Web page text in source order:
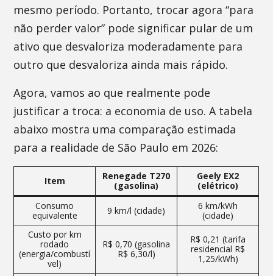
mesmo período. Portanto, trocar agora “para
não perder valor” pode significar pular de um
ativo que desvaloriza moderadamente para
outro que desvaloriza ainda mais rápido.
Agora, vamos ao que realmente pode
justificar a troca: a economia de uso. A tabela
abaixo mostra uma comparação estimada
para a realidade de São Paulo em 2026:
Item
Renegade T270
(gasolina)
Geely EX2
(elétrico)
Consumo
equivalente
9 km/l (cidade)
6 km/kWh
(cidade)
Custo por km
rodado
(energia/combustí
vel)
R$ 0,70 (gasolina
R$ 6,30/l)
R$ 0,21 (tarifa
residencial R$
1,25/kWh)